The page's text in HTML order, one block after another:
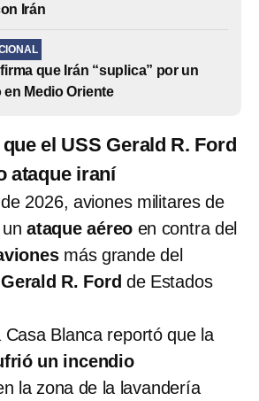
Irán
que Irán “suplica” por un
Medio Oriente
el USS Gerald R. Ford
ataque iraní
2026, aviones militares de
unataque aéreo en contra del
más grande del
R. Ford de Estados
Casa Blanca reportó que la
un incendio
la zona de la lavandería